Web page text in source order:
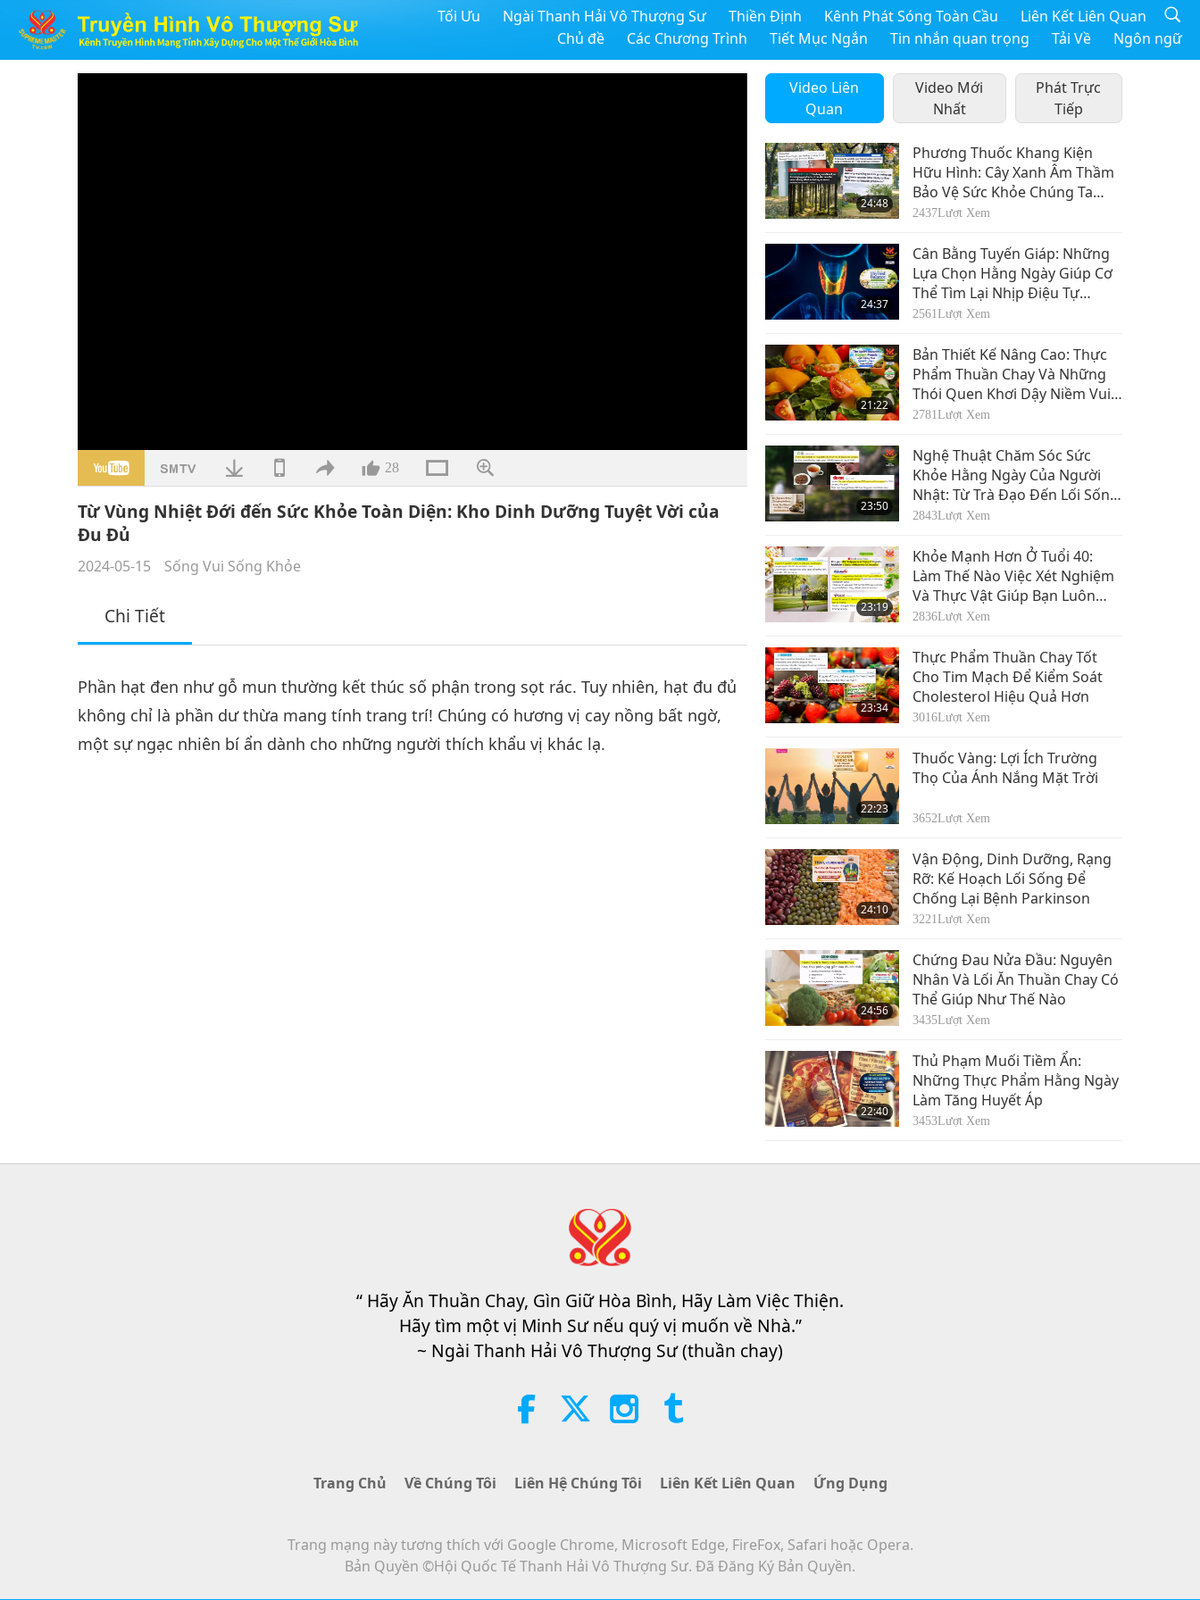
Tối Ưu Ngài Thanh Hải Vô Thượng Sư Thiền Định Kênh Phát Sóng Toàn Cầu
Liên Kết Liên Quan
Chủ đề
Các Chương Trình Tiết Mục Ngắn Tin nhắn quan trọng Tải Về Ngôn ngữ
28
Từ Vùng Nhiệt Đới đến Sức Khỏe Toàn Diện: Kho Dinh Dưỡng Tuyệt Vời của
Đu Đủ
2024-05-15 Sống Vui Sống Khỏe
Chi Tiết
Phần hạt đen như gỗ mun thường kết thúc số phận trong sọt rác. Tuy nhiên, hạt đu đủ
không chỉ là phần dư thừa mang tính trang trí! Chúng có hương vị cay nồng bất ngờ,
một sự ngạc nhiên bí ẩn dành cho những người thích khẩu vị khác lạ.
Video Liên
Quan
Video Mới
Nhất
Phát Trực
Tiếp
24:48
Phương Thuốc Khang Kiện
Hữu Hình: Cây Xanh Âm Thầm
Bảo Vệ Sức Khỏe Chúng Ta
Như Thế Nào
2437Lượt Xem
24:37
Cân Bằng Tuyến Giáp: Những
Lựa Chọn Hằng Ngày Giúp Cơ
Thể Tìm Lại Nhịp Điệu Tự
Nhiên
2561Lượt Xem
21:22
Bản Thiết Kế Nâng Cao: Thực
Phẩm Thuần Chay Và Những
Thói Quen Khơi Dậy Niềm Vui
Từ Bên Trong
2781Lượt Xem
23:50
Nghệ Thuật Chăm Sóc Sức
Khỏe Hằng Ngày Của Người
Nhật: Từ Trà Đạo Đến Lối Sống
Ngăn Nắp
2843Lượt Xem
23:19
Khỏe Mạnh Hơn Ở Tuổi 40:
Làm Thế Nào Việc Xét Nghiệm
Và Thực Vật Giúp Bạn Luôn
Tràn Đầy Sức Sống
2836Lượt Xem
23:34
Thực Phẩm Thuần Chay Tốt
Cho Tim Mạch Để Kiểm Soát
Cholesterol Hiệu Quả Hơn
3016Lượt Xem
22:23
Thuốc Vàng: Lợi Ích Trường
Thọ Của Ánh Nắng Mặt Trời
3652Lượt Xem
24:10
Vận Động, Dinh Dưỡng, Rạng
Rỡ: Kế Hoạch Lối Sống Để
Chống Lại Bệnh Parkinson
3221Lượt Xem
24:56
Chứng Đau Nửa Đầu: Nguyên
Nhân Và Lối Ăn Thuần Chay Có
Thể Giúp Như Thế Nào
3435Lượt Xem
22:40
Thủ Phạm Muối Tiềm Ẩn:
Những Thực Phẩm Hằng Ngày
Làm Tăng Huyết Áp
3453Lượt Xem
“ Hãy Ăn Thuần Chay, Gìn Giữ Hòa Bình, Hãy Làm Việc Thiện.
Hãy tìm một vị Minh Sư nếu quý vị muốn về Nhà.”
~ Ngài Thanh Hải Vô Thượng Sư (thuần chay)
Trang Chủ Về Chúng Tôi Liên Hệ Chúng Tôi Liên Kết Liên Quan Ứng Dụng
Trang mạng này tương thích với Google Chrome, Microsoft Edge, FireFox, Safari hoặc Opera.
Bản Quyền ©Hội Quốc Tế Thanh Hải Vô Thượng Sư. Đã Đăng Ký Bản Quyền.